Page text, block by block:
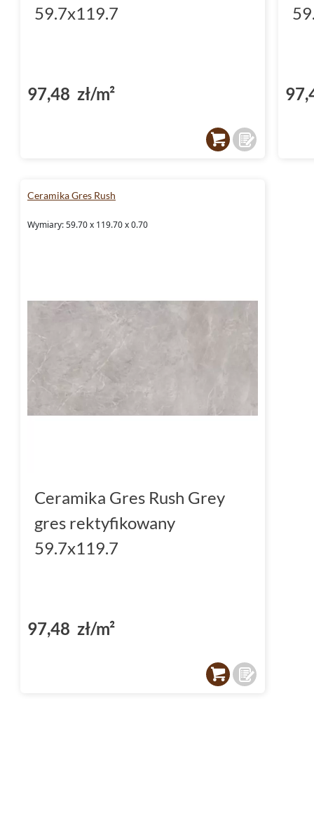
59.7x119.7
97,48 zł/m²
Ceramika Gres Rush
Wymiary: 59.70 x 119.70 x 0.70
Ceramika Gres Rush Grey
gres rektyfikowany
59.7x119.7
97,48 zł/m²